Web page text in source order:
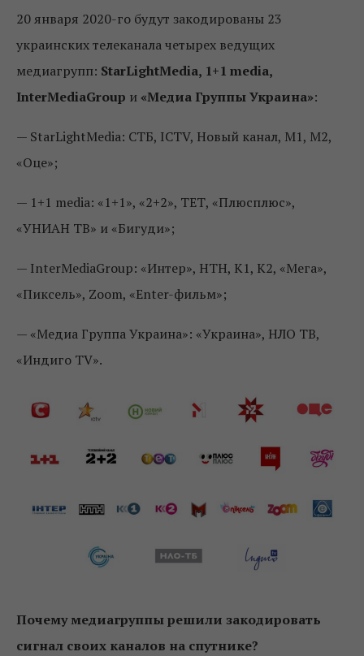
20 января 2020-го будут закодированы 23
украинских телеканала четырех ведущих
медиагрупп: StarLightMedia, 1+1 media,
InterMediaGroup и «Медиа Группы Украина»:
— StarLightMedia: СТБ, ICTV, Новый канал, М1, М2,
«Оце»;
— 1+1 media: «1+1», «2+2», ТЕТ, «Плюсплюс»,
«УНИАН ТВ» и «Бигуди»;
— InterMediaGroup: «Интер», НТН, К1, К2, «Мега»,
«Пиксель», Zoom, «Enter-фильм»;
— «Медиа Группа Украина»: «Украина», НЛО ТВ,
«Индиго TV».
Почему медиагруппы решили закодировать
сигнал своих каналов на спутнике?